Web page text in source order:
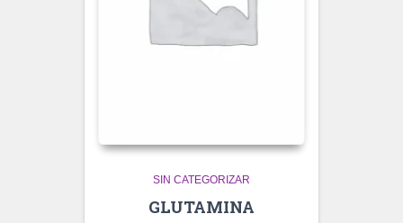
SIN CATEGORIZAR
GLUTAMINA